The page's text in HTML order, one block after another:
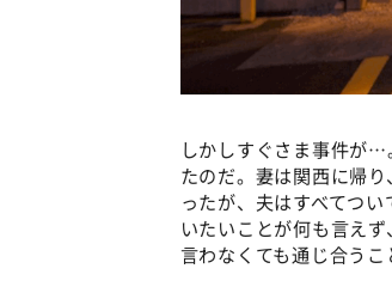
しかしすぐさま事件が…
たのだ。妻は関西に帰
ったが、夫はすべてつ
いたいことが何も言え
言わなくても通じ合う